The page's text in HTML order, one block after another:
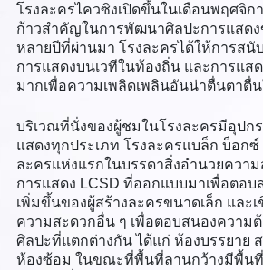
โรงละครไควซิงเปิดขึ้นในเดือนพฤศจิก
ก้าวสำคัญในการพัฒนาศิลปะการแสดง
หลายปีที่ผ่านมา โรงละครได้ให้การส
การแสดงบนเวทีในท้องถิ่น และการแส
มากเพื่อความเพลิดเพลินอันน่าตื่นตาตื่
บริเวณที่นั่งของผู้ชมในโรงละครมีอุปก
แสดงทุกประเภท โรงละครแบล็ก บ็อกซ์
ละครแห่งแรกในบรรดาสิ่งอำนวยควา
การแสดง LCSD ที่ออกแบบมาเพื่อตอ
เพิ่มขึ้นของผู้สร้างละครขนาดเล็ก และ
ความสะดวกอื่น ๆ เพื่อตอบสนองความ
ศิลปะที่แตกต่างกัน ได้แก่ ห้องบรรยาย
ห้องซ้อม ในขณะที่พื้นที่ลานกว้างมีพื้น